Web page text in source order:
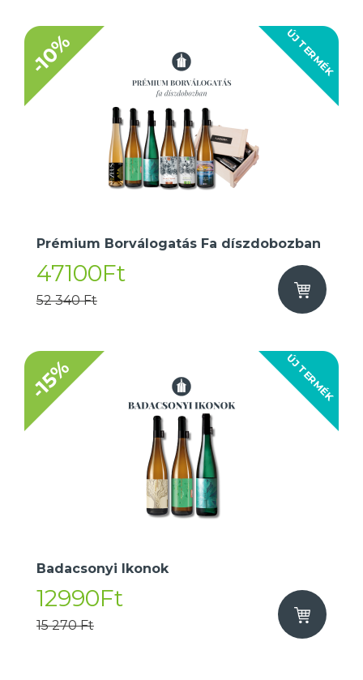
ÚJ TERMÉK
-10%
Prémium Borválogatás Fa díszdobozban
47100Ft
52 340 Ft
ÚJ TERMÉK
-15%
Badacsonyi Ikonok
12990Ft
15 270 Ft